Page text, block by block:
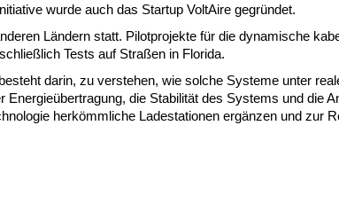
wurde auch das Startup VoltAire gegründet.
Ländern statt. Pilotprojekte für die dynamische
Tests auf Straßen in Florida.
darin, zu verstehen, wie solche Systeme unter
die Stabilität des Systems und die
herkömmliche Ladestationen ergänzen und zur